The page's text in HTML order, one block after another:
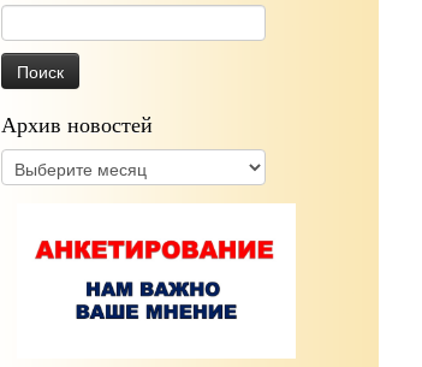
Архив новостей
Архив
новостей